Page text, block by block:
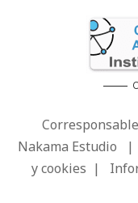
Nakama Estudio |
y cookies |